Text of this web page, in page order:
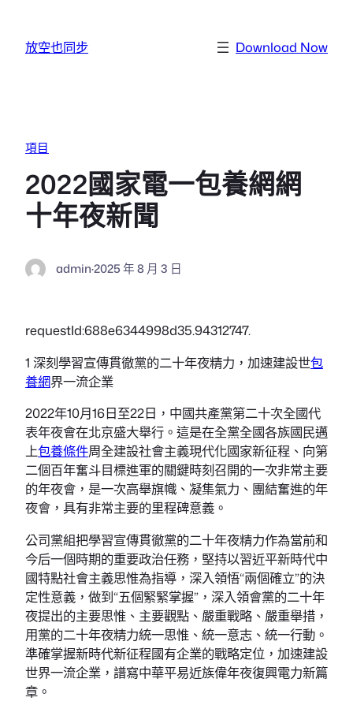
放空也同步 Download Now
項目
2022國家電一包養網網
十年夜新聞
admin·2025 年 8 月 3 日
requestId:688e6344998d35.94312747.
1 深刻學習宣傳貫徹黨的二十年夜精力，加速建設世包
養網界一流企業
2022年10月16日至22日，中國共產黨第二十次全國代
表年夜會在北京盛大舉行。這是在全黨全國各族國民邁
上包養條件周全建設社會主義現代化國家新征程、向第
二個百年奮斗目標進軍的關鍵時刻召開的一次非常主要
的年夜會，是一次高舉旗幟、凝集氣力、團結奮進的年
夜會，具有非常主要的里程碑意義。
公司黨組把學習宣傳貫徹黨的二十年夜精力作為當前和
今后一個時期的重要政治任務，堅持以習近平新時代中
國特點社會主義思惟為指導，深入領悟“兩個確立”的決
定性意義，做到“五個緊緊掌握”，深入領會黨的二十年
夜提出的主要思惟、主要觀點、嚴重戰略、嚴重舉措，
用黨的二十年夜精力統一思惟、統一意志、統一行動。
準確掌握新時代新征程國有企業的戰略定位，加速建設
世界一流企業，譜寫中華平易近族偉年夜復興電力新篇
章。